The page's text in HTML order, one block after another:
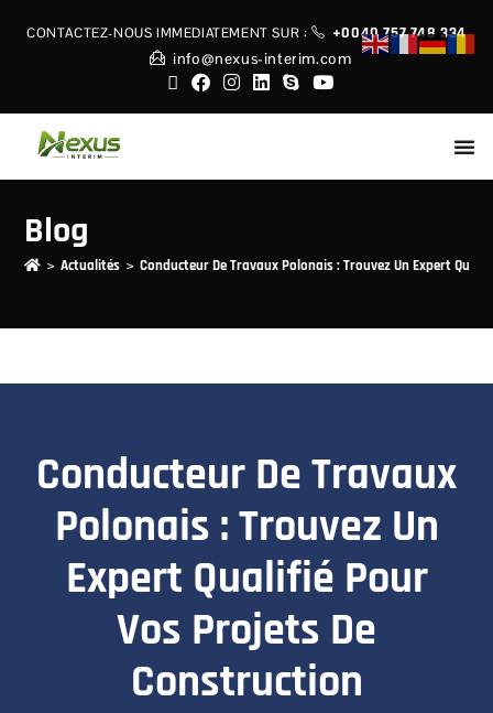
CONTACTEZ-NOUS IMMEDIATEMENT SUR :
+0040 757 748 334
info@nexus-interim.com
Blog
> Actualités > Conducteur De Travaux Polonais : Trouvez Un Expert
Conducteur De Travaux
Polonais : Trouvez Un
Expert Qualifié Pour
Vos Projets De
Construction